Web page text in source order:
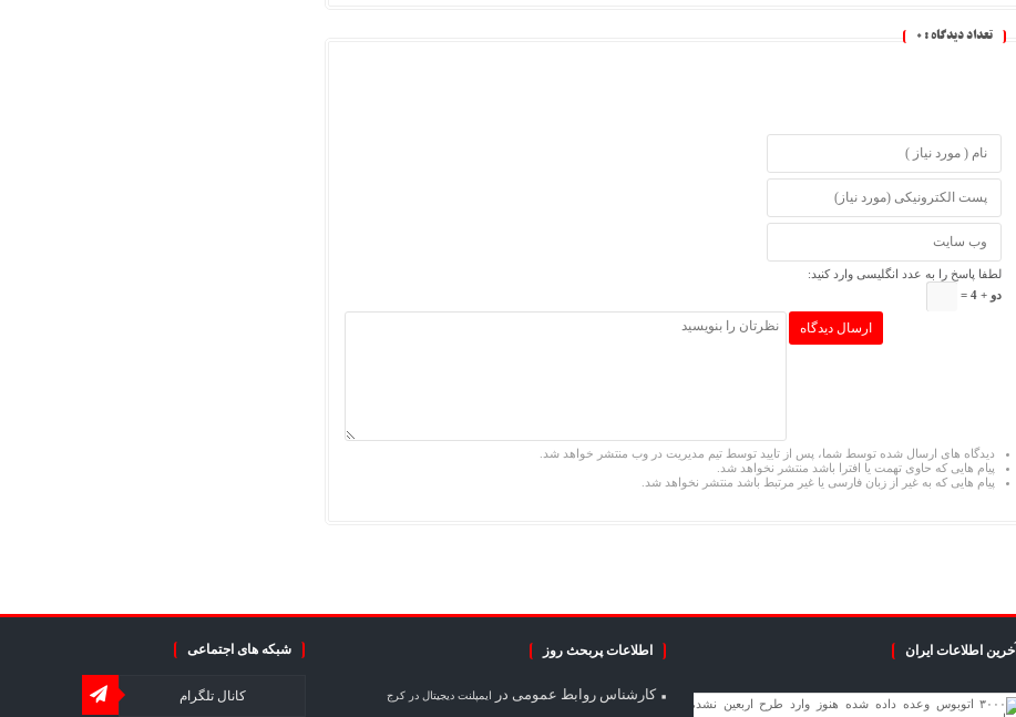
تعداد دیدگاه : 0
لطفا پاسخ را به عدد انگلیسی وارد کنید:
دو + 4 =
دیدگاه های ارسال شده توسط شما، پس از تایید توسط تیم مدیریت در وب منتشر خواهد شد.
پیام هایی که حاوی تهمت یا افترا باشد منتشر نخواهد شد.
پیام هایی که به غیر از زبان فارسی یا غیر مرتبط باشد منتشر نخواهد شد.
آخرین اطلاعات ایران اطلاعات پربحث روز
کارشناس روابط عمومی در ایمپلنت دیجیتال در کرج
شبکه های اجتماعی
کانال تلگرام